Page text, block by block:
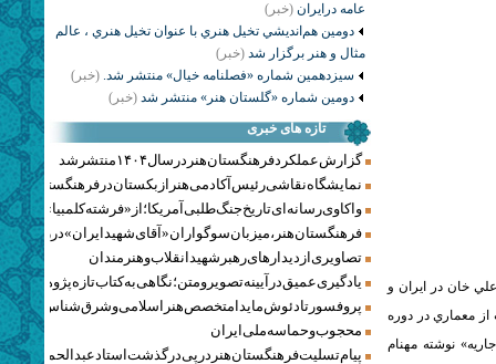
خان در ايران و
معماري در دوره
نوشته مهنام
عامه درايران (خبر)
دومين هم‌انديشي تخيل هنري با عنوان تخيل هنري ، عالم
مثال و هنر برگزار شد (خبر)
سيزدهمين شماره «فصلنامه خيال» منتشر شد. (خبر)
دومين شماره «گلستان هنر» منتشر شد (خبر)
تازه های خبری
گزارش عملکرد فرهنگستان هنر در سال ۱۴۰۴ منتشر شد
نمایشگاه نقاشی رئیس آکادمی هنر ازبکستان در فرهنگستان هنر
واکاوی رسانه‌ای تاریخ جنگ‌طلبی آمریکا؛ از «فرشته کلمبیا» تا
فرهنگستان هنر، میزبان سوگواران «آقای شهید ایران» در
تصاویری از دیدارهای رهبر شهید انقلاب و هنرمندان
یادگیری عمیق در آیینه تصویر و متن؛ نگاهی به کتاب تازه پژوهشکده
پروفسور تادئوش مایدا متخصص هنر اسلامی و شرق‌شناس
محجوب و حماسه ملی ایران
پیام تسلیت فرهنگستان هنر در پی درگذشت استاد عبدالحمید